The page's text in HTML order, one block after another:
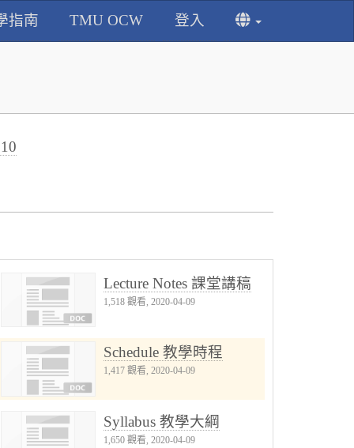
指南 TMU OCW 登入
Lecture Notes 課堂講稿
1,518 觀看, 2020-04-09
Schedule 教學時程
1,417 觀看, 2020-04-09
Syllabus 教學大綱
1,650 觀看, 2020-04-09